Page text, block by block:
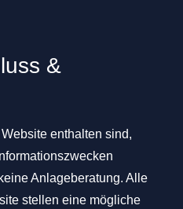
&
enthalten sind,
Anlageberatung. Alle
stellen eine mögliche